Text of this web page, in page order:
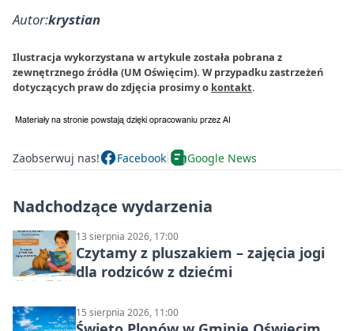
Autor:krystian
Ilustracja wykorzystana w artykule została pobrana z
zewnętrznego źródła (UM Oświęcim). W przypadku zastrzeżeń
dotyczących praw do zdjęcia prosimy o kontakt.
Zaobserwuj nas! Facebook Google News
Nadchodzące wydarzenia
13 sierpnia 2026, 17:00
Czytamy z pluszakiem – zajęcia jogi
dla rodziców z dziećmi
15 sierpnia 2026, 11:00